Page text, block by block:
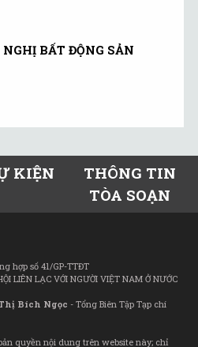
NGHỊ BẤT ĐỘNG SẢN
KIỆN
THÔNG TIN
TÒA SOẠN
hợp số 41/GP-TTĐT
LIÊN LẠC VỚI NGƯỜI VIỆT NAM Ở NƯỚC
Bích Ngọc - Tổng Biên Tập Tạp chí
quyền nội dung trên website này; chỉ